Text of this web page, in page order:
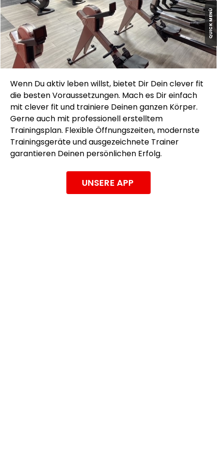
Wenn Du aktiv leben willst, bietet Dir Dein clever fit
die besten Voraussetzungen. Mach es Dir einfach
mit clever fit und trainiere Deinen ganzen Körper.
Gerne auch mit professionell erstelltem
Trainingsplan. Flexible Öffnungszeiten, modernste
Trainingsgeräte und ausgezeichnete Trainer
garantieren Deinen persönlichen Erfolg.
UNSERE APP
QUICK MENÜ